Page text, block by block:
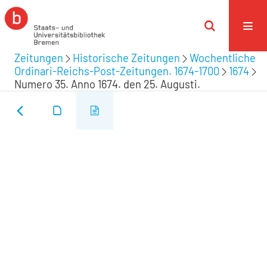
Zeitungen Historische Zeitungen
Wochentliche
Ordinari-Reichs-Post-Zeitungen. 1674-1700
1674
Numero 35. Anno 1674. den 25. Augusti.